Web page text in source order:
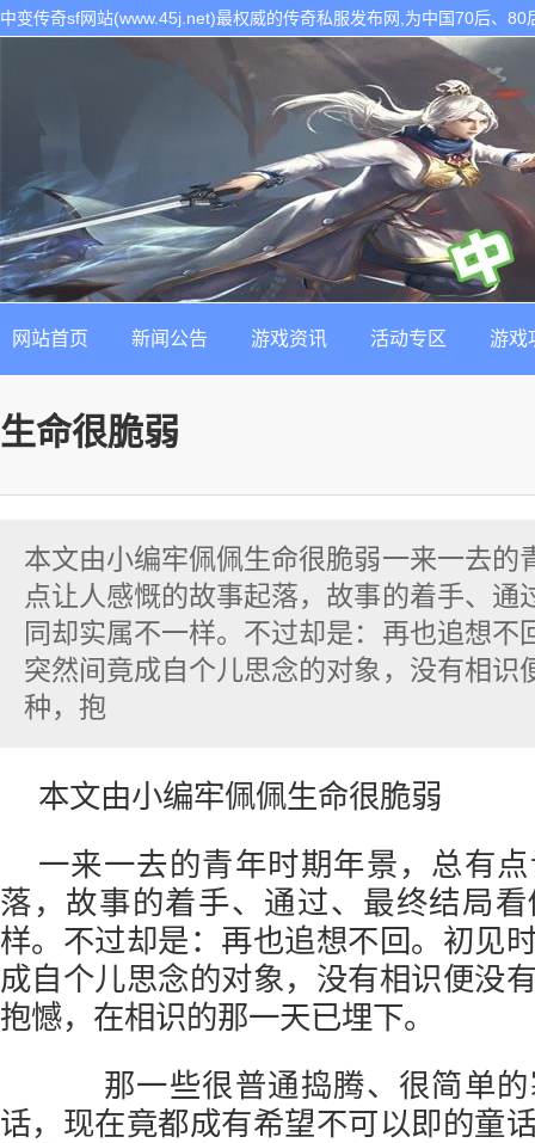
中变传奇sf网站(www.45j.net)最权威的传奇私服发布网,为中国70后、
网站首页 新闻公告 游戏资讯 活动专区 游戏
生命很脆弱
本文由小编牢佩佩生命很脆弱一来一去的
点让人感慨的故事起落，故事的着手、通
同却实属不一样。不过却是：再也追想不
突然间竟成自个儿思念的对象，没有相识
种，抱
本文由小编牢佩佩生命很脆弱
一来一去的青年时期年景，总有
落，故事的着手、通过、最终结局
样。不过却是：再也追想不回。初见
成自个儿思念的对象，没有相识便没
抱憾，在相识的那一天已埋下。
那一些很普通捣腾、很简单的
话，现在竟都成有希望不可以即的童